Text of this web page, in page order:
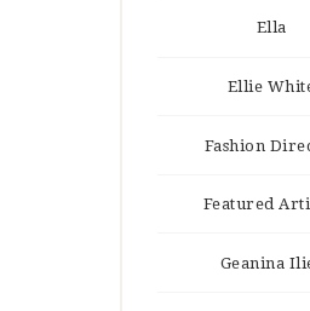
Ella
Ellie
Fashion
Featured
Geanina